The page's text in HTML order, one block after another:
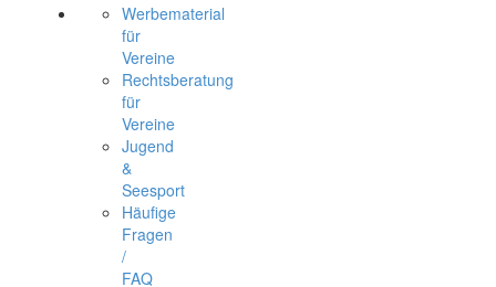
Werbematerial
für
Vereine
Rechtsberatung
für
Vereine
Jugend
&
Seesport
Häufige
Fragen
/
FAQ